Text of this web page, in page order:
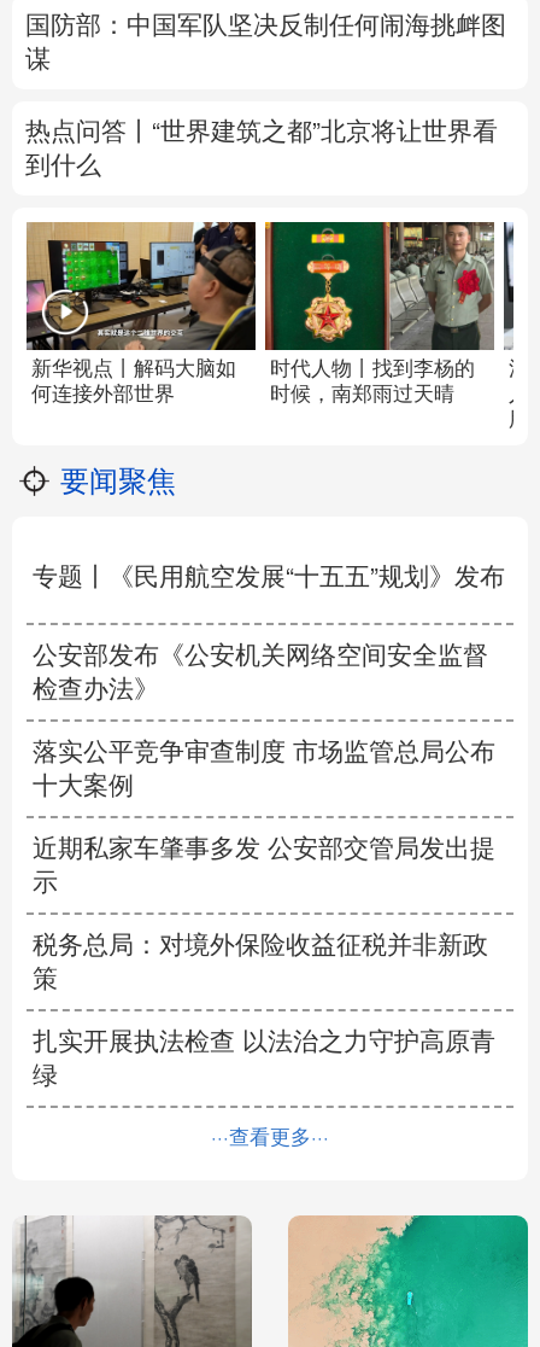
国防部：中国军队坚决反制任何闹海挑衅图
谋
热点问答丨“世界建筑之都”北京将让世界看
到什么
新华视点丨解码大脑如
何连接外部世界
时代人物丨 找到李杨的
时候，南郑雨过天晴
活
用
要闻聚焦
专题丨 《民用航空发展“十五五”规划》发布
公安部发布《公安机关网络空间安全监督
检查办法》
落实公平竞争审查制度 市场监管总局公布
十大案例
近期私家车肇事多发 公安部交管局发出提
示
税务总局：对境外保险收益征税并非新政
策
扎实开展执法检查 以法治之力守护高原青
绿
···查看更多···